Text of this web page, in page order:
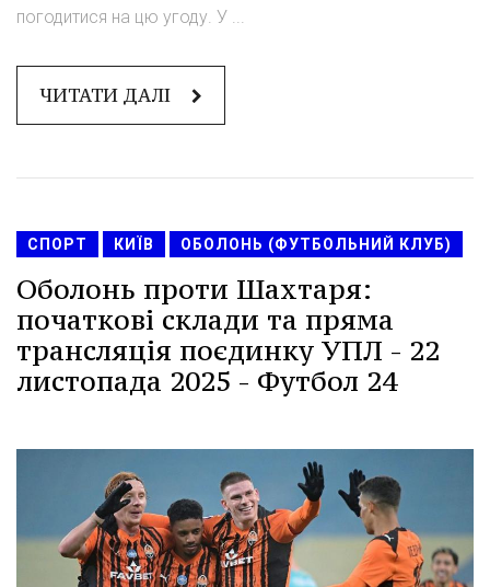
погодитися на цю угоду. У ...
ЧИТАТИ ДАЛІ
СПОРТ КИЇВ ОБОЛОНЬ (ФУТБОЛЬНИЙ КЛУБ)
Оболонь проти Шахтаря:
початкові склади та пряма
трансляція поєдинку УПЛ - 22
листопада 2025 - Футбол 24